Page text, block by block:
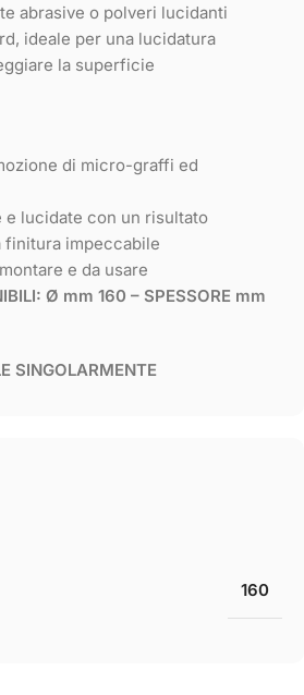
abrasive o polveri lucidanti
ideale per una lucidatura
la superficie
di micro-graffi ed
lucidate con un risultato
finitura impeccabile
e da usare
Ø mm 160 – SPESSORE mm
SINGOLARMENTE
160